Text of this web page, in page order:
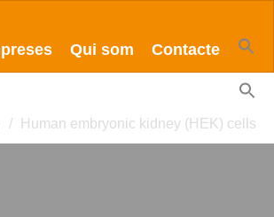
Qui som Contacte
Human embryonic kidney (HEK) cells